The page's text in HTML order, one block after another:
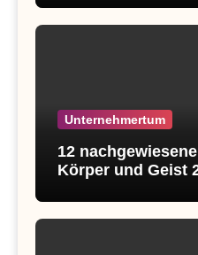
Unternehmertum
12
Körper und Geist